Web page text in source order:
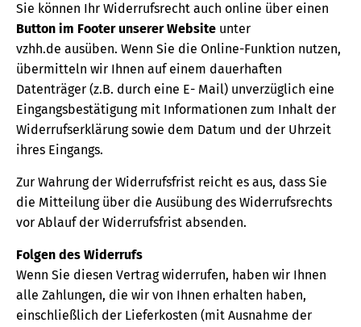
Sie können Ihr Widerrufsrecht auch online über einen
Button im Footer unserer Website unter
vzhh.de ausüben. Wenn Sie die Online-Funktion nutzen,
übermitteln wir Ihnen auf einem dauerhaften
Datenträger (z.B. durch eine E- Mail) unverzüglich eine
Eingangsbestätigung mit Informationen zum Inhalt der
Widerrufserklärung sowie dem Datum und der Uhrzeit
ihres Eingangs.
Zur Wahrung der Widerrufsfrist reicht es aus, dass Sie
die Mitteilung über die Ausübung des Widerrufsrechts
vor Ablauf der Widerrufsfrist absenden.
Folgen des Widerrufs
Wenn Sie diesen Vertrag widerrufen, haben wir Ihnen
alle Zahlungen, die wir von Ihnen erhalten haben,
einschließlich der Lieferkosten (mit Ausnahme der